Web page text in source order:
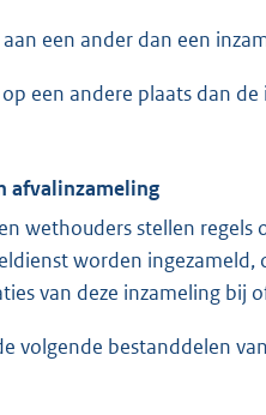
een ander dan een
een andere plaats dan
afvalinzameling
wethouders stellen
worden ingezameld,
van deze inzameling bij
volgende bestanddelen